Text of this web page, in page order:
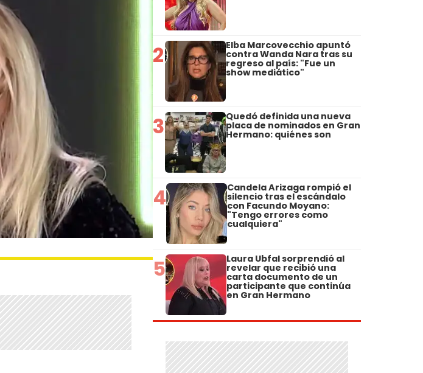
2 Elba Marcovecchio apuntó
contra Wanda Nara tras su
regreso al país: "Fue un
show mediático"
3 Quedó definida una nueva
placa de nominados en Gran
Hermano: quiénes son
4 Candela Arizaga rompió el
silencio tras el escándalo
con Facundo Moyano:
"Tengo errores como
cualquiera"
5 Laura Ubfal sorprendió al
revelar que recibió una
carta documento de un
participante que continúa
en Gran Hermano